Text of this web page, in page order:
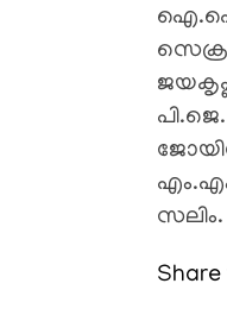
സലിം.